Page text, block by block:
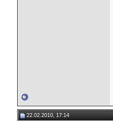
22.02.2010, 17:14